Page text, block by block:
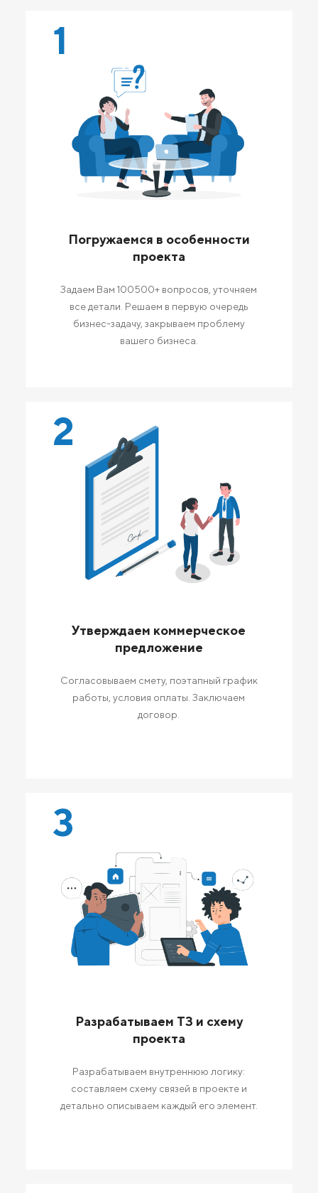
1
Погружаемся в особенности
проекта
Задаем Вам 100500+ вопросов, уточняем
все детали. Решаем в первую очередь
бизнес-задачу, закрываем проблему
вашего бизнеса.
2
Утверждаем коммерческое
предложение
Согласовываем смету, поэтапный график
работы, условия оплаты. Заключаем
договор.
3
Разрабатываем ТЗ и схему
проекта
Разрабатываем внутреннюю логику:
составляем схему связей в проекте и
детально описываем каждый его элемент.